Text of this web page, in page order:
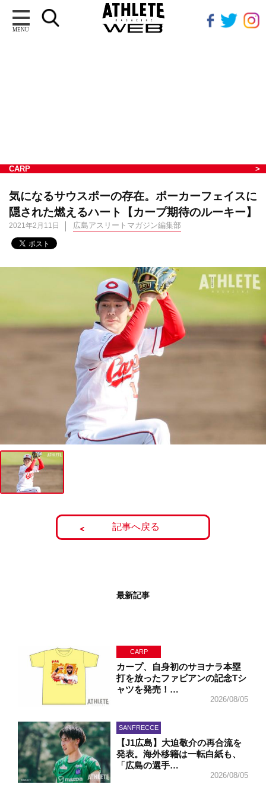
MENU
CARP
気になるサウスポーの存在。ポーカーフェイスに
隠された燃えるハート【カープ期待のルーキー】
2021年2月11日 広島アスリートマガジン編集部
記事へ戻る
最新記事
CARP
カープ、自身初のサヨナラ本塁
打を放ったファビアンの記念Tシ
ャツを発売！…
2026/08/05
SANFRECCE
【J1広島】大迫敬介の再合流を
発表。海外移籍は一転白紙も、
「広島の選手…
2026/08/05